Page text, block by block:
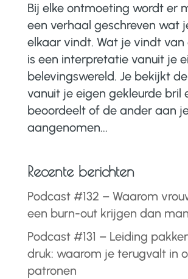
Bij elke ontmoeting wordt er
een verhaal geschreven wat
elkaar vindt. Wat je vindt
is een interpretatie vanuit je
belevingswereld. Je bekijkt
vanuit je eigen gekleurde bril
beoordeelt of de ander aan
aangenomen...
Recente berichten
Podcast #132 – Waarom
een burn-out krijgen dan
Podcast #131 – Leiding
druk: waarom je terugvalt in
patronen